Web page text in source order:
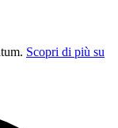
Scopri di più su